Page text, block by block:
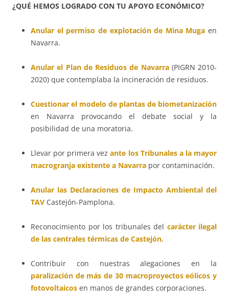
¿QUÉ HEMOS LOGRADO CON TU APOYO ECONÓMICO?
Anular el permiso de explotación de Mina Muga en
Navarra.
Anular el Plan de Residuos de Navarra(PIGRN 2010-
2020) que contemplaba la incineración de residuos.
Cuestionar el modelo de plantas de biometanización
en Navarra provocando el debate social y la
posibilidad de una moratoria.
Llevar por primera vezante los Tribunales a la mayor
macrogranja existente a Navarra por contaminación.
Anular las Declaraciones de Impacto Ambiental del
TAV Castejón-Pamplona.
Reconocimiento por los tribunales del carácter ilegal
de las centrales térmicas de Castejón.
Contribuir con nuestras alegaciones en la
paralización de más de 30 macroproyectos eólicos y
fotovoltaicos en manos de grandes corporaciones.